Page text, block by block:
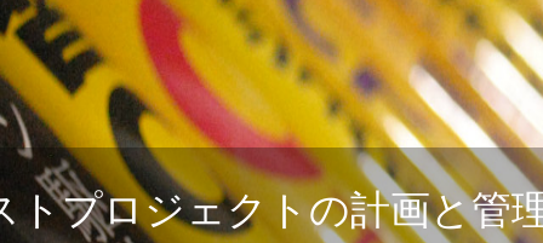
トプロジェクトの計画と管